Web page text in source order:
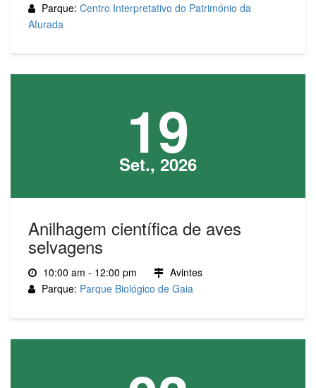
Parque: Centro Interpretativo do Património da
Afurada
19
Set., 2026
Anilhagem científica de aves
selvagens
10:00 am - 12:00 pm
Avintes
Parque: Parque Biológico de Gaia